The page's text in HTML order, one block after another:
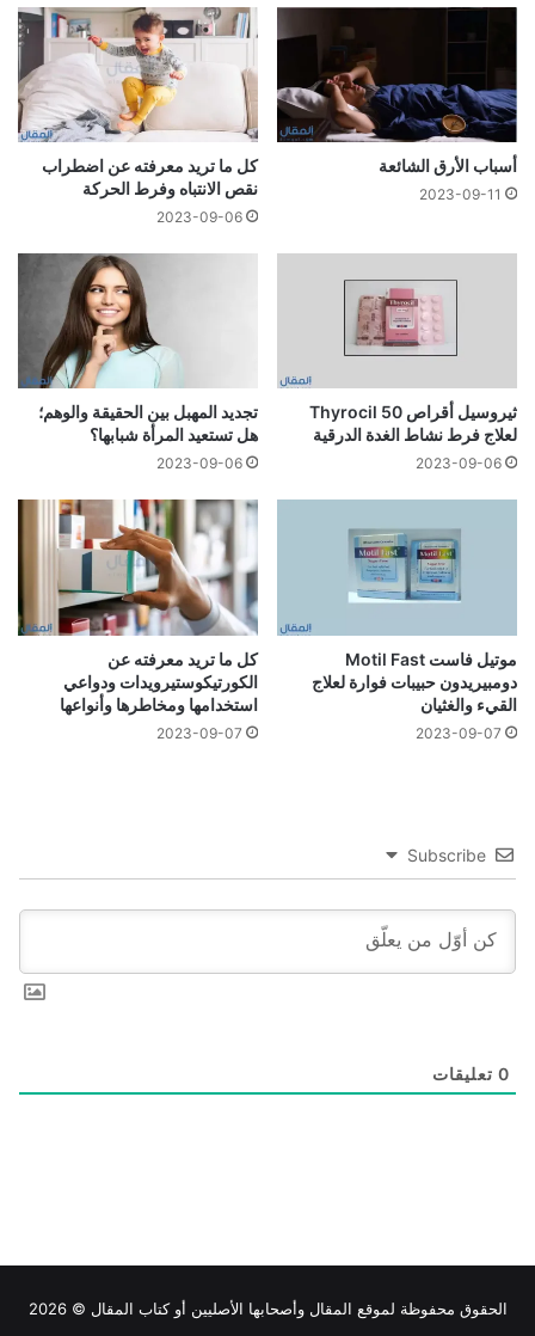
أسباب الأرق الشائعة
2023-09-11
كل ما تريد معرفته عن اضطراب
نقص الانتباه وفرط الحركة
2023-09-06
ثيروسيل أقراص Thyrocil 50
لعلاج فرط نشاط الغدة الدرقية
2023-09-06
تجديد المهبل بين الحقيقة والوهم؛
هل تستعيد المرأة شبابها؟
2023-09-06
موتيل فاست Motil Fast
دومبيريدون حبيبات فوارة لعلاج
القيء والغثيان
2023-09-07
كل ما تريد معرفته عن
الكورتيكوستيرويدات ودواعي
استخدامها ومخاطرها وأنواعها
2023-09-07
Subscribe
0 تعليقات
الحقوق محفوظة لموقع المقال وأصحابها الأصليين أو كتاب المقال © 2026